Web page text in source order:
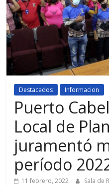
Destacados Informacion
Puerto
Local de
juramentó
período
11 febrero, 2022 Sala de